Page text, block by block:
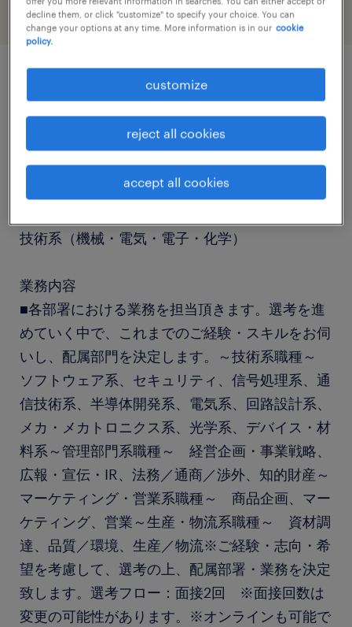
job details
社名非公開
技術系（機械・電気・電子・化学）
業務内容
■各部署における業務を担当頂きます。選考を進
めていく中で、これまでのご経験・スキルをお伺
いし、配属部門を決定します。～技術系職種～
ソフトウェア系、セキュリティ、信号処理系、通
信技術系、半導体開発系、電気系、回路設計系、
メカ・メカトロニクス系、光学系、デバイス・材
料系～管理部門系職種～ 経営企画・事業戦略、
広報・宣伝・IR、法務／通商／渉外、知的財産～
マーケティング・営業系職種～ 商品企画、マー
ケティング、営業～生産・物流系職種～ 資材調
達、品質／環境、生産／物流※ご経験・志向・希
望を考慮して、選考の上、配属部署・業務を決定
致します。選考フロー：面接2回 ※面接回数は
変更の可能性があります。※オンラインも可能で
decline them, or click "customize" to specify your choice. You can
change your options at any time. More information is in our cookie
policy.
customize
reject all cookies
accept all cookies